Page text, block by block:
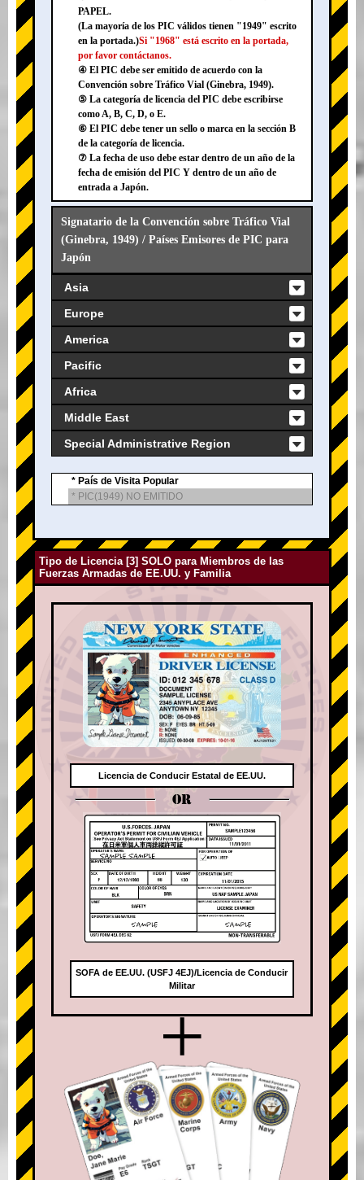
PAPEL.
(La mayoría de los PIC válidos tienen "1949" escrito
en la portada.)Si "1968" está escrito en la portada,
por favor contáctanos.
④ El PIC debe ser emitido de acuerdo con la
Convención sobre Tráfico Vial (Ginebra, 1949).
⑤ La categoría de licencia del PIC debe escribirse
como A, B, C, D, o E.
⑥ El PIC debe tener un sello o marca en la sección B
de la categoría de licencia.
⑦ La fecha de uso debe estar dentro de un año de la
fecha de emisión del PIC Y dentro de un año de
entrada a Japón.
Signatario de la Convención sobre Tráfico Vial
(Ginebra, 1949) / Países Emisores de PIC para
Japón
Asia
Europe
America
Pacific
Africa
Middle East
Special Administrative Region
* País de Visita Popular
* PIC(1949) NO EMITIDO
Tipo de Licencia [3] SOLO para Miembros de las
Fuerzas Armadas de EE.UU. y Familia
Licencia de Conducir Estatal de EE.UU.
OR
SOFA de EE.UU. (USFJ 4EJ)/Licencia de Conducir
Militar
+